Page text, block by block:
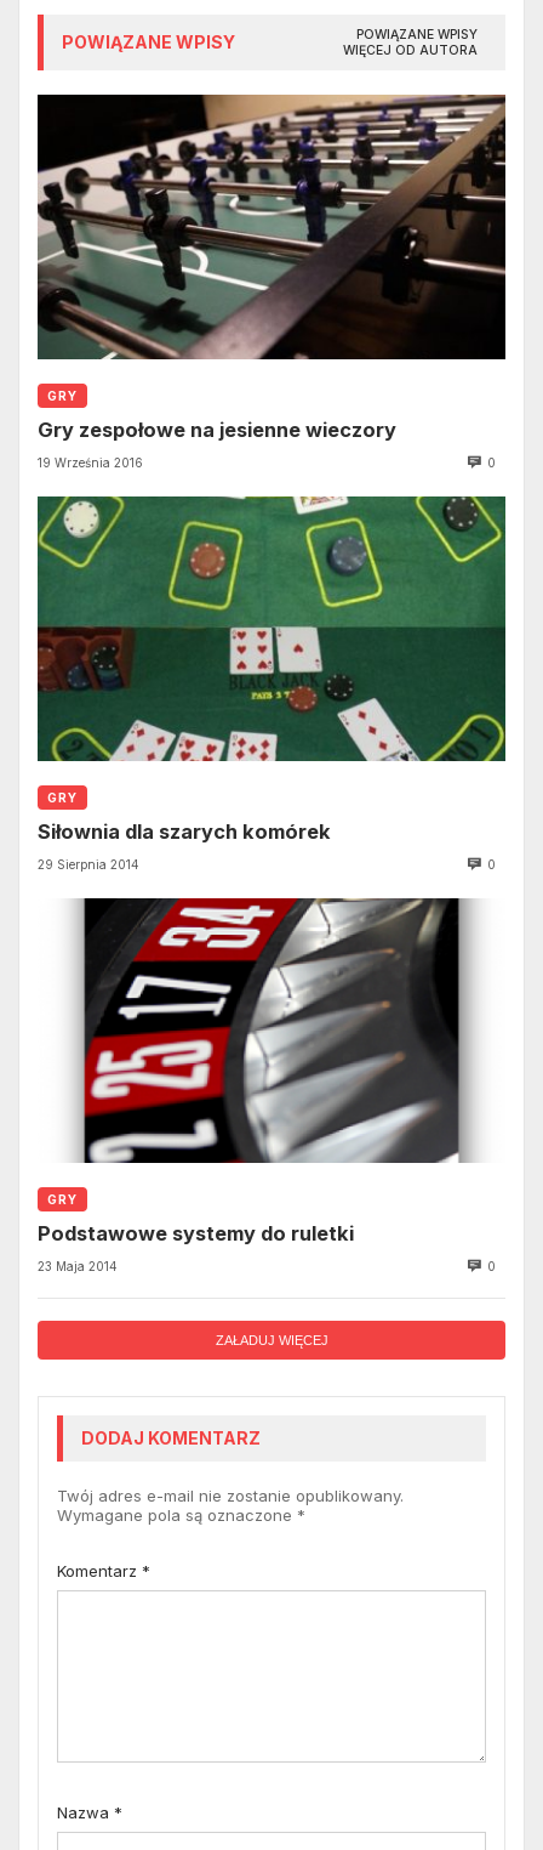
POWIĄZANE WPISY
POWIĄZANE WPISY
WIĘCEJ OD AUTORA
GRY
Gry zespołowe na jesienne wieczory
19 Września 2016 0
GRY
Siłownia dla szarych komórek
29 Sierpnia 2014 0
GRY
Podstawowe systemy do ruletki
23 Maja 2014 0
ZAŁADUJ WIĘCEJ
DODAJ KOMENTARZ
Twój adres e-mail nie zostanie opublikowany.
Wymagane pola są oznaczone *
Komentarz *
Nazwa *